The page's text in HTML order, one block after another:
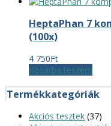
HeptaPhan 7
(100x)
4 750Ft
Kosárba teszem
Termékkategóriák
Akciós tesztek (37)